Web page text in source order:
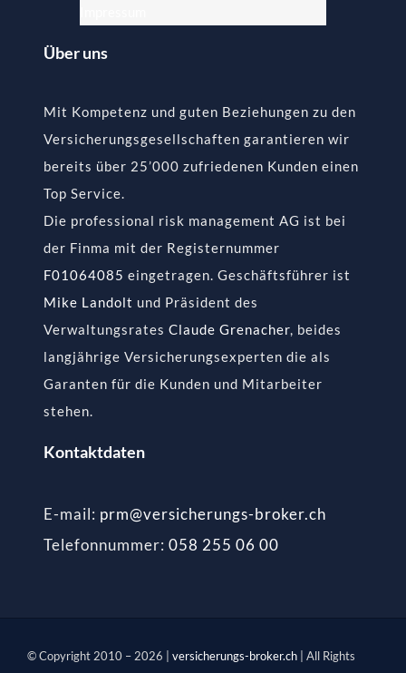
Über uns
Mit Kompetenz und guten Beziehungen zu den
Versicherungsgesellschaften garantieren wir
bereits über 25’000 zufriedenen Kunden einen
Top Service.
Die professional risk management AG ist bei
der Finma mit der Registernummer
F01064085 eingetragen. Geschäftsführer ist
Mike Landolt und Präsident des
Verwaltungsrates Claude Grenacher, beides
langjährige Versicherungsexperten die als
Garanten für die Kunden und Mitarbeiter
stehen.
Kontaktdaten
E-mail: prm@versicherungs-broker.ch
Telefonnummer: 058 255 06 00
© Copyright 2010 – 2026 | versicherungs-broker.ch
| All Rights